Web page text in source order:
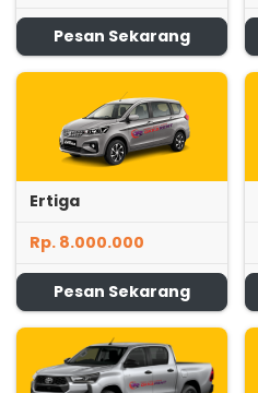
Pesan Sekarang
Ertiga
Rp. 8.000.000
Pesan Sekarang